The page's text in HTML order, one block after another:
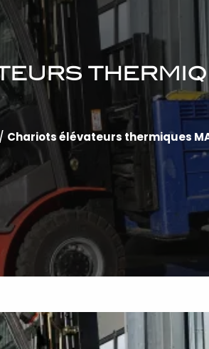
/ Chariots élévateurs thermiques